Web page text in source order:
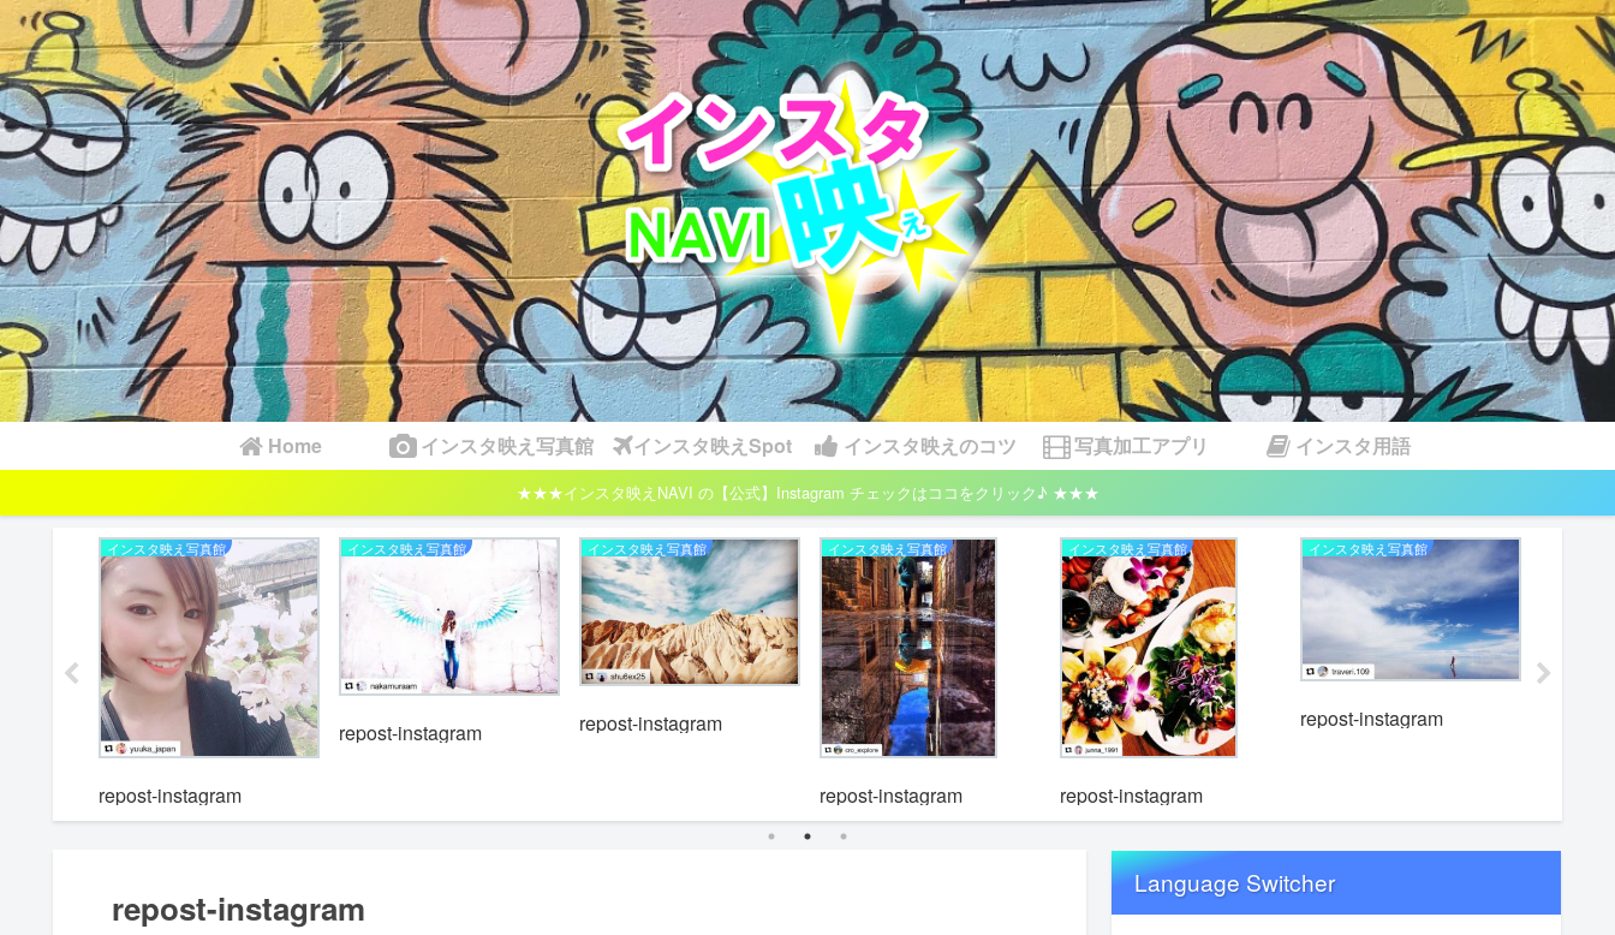
Home インスタ映え写真館 インスタ映えSpot インスタ映えのコツ 写真加工アプリ インスタ用語
★★★インスタ映えNAVI の【公式】Instagram チェックはココをクリック♪ ★★★
インスタ映え写真館
repost-instagram
インスタ映え写真館
repost-instagram
インスタ映え写真館
repost-instagram
インスタ映え写真館
repost-instagram
インスタ映え写真館
repost-instagram
インスタ映え写真館
repost-instagram
repost-instagram
Language Switcher